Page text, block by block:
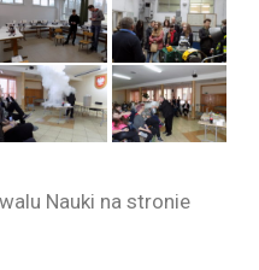
Nauki na stronie